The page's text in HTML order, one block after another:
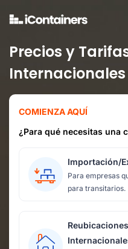
Precios y
Internacionales
COMIENZA AQUÍ
¿Para qué necesitas una
Importación/
Para empresas
para transitarios.